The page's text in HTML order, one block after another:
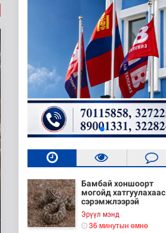
Бамбай хоншоорт
могойд хатгуулахаас
сэрэмжлээрэй
Эрүүл мэнд
36 минутын өмнө